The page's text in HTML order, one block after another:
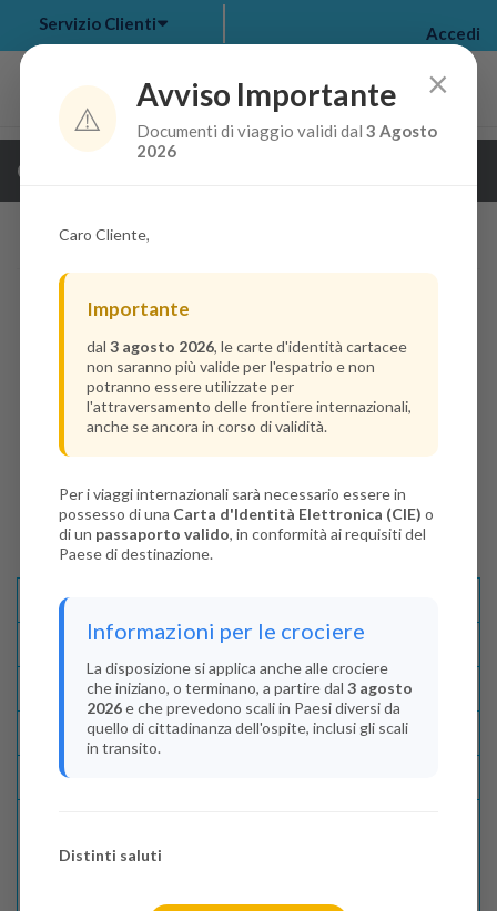
my bookings >
Servizio Clienti Accedi
Guarda i dettagli della crociera
Disponibilità
Condizioni
Recensioni
Indica il numero dei passeggeri
×
⚠️
Avviso Importante
Documenti di viaggio validi dal3 Agosto
2026
Caro Cliente,
Importante
dal 3 agosto 2026, le carte d'identità cartacee
non saranno più valide per l'espatrio e non
potranno essere utilizzate per
l'attraversamento delle frontiere internazionali,
anche se ancora in corso di validità.
Per i viaggi internazionali sarà necessario essere in
possesso di una Carta d'Identità Elettronica (CIE) o
di un passaporto valido, in conformità ai requisiti del
Paese di destinazione.
Informazioni per le crociere
La disposizione si applica anche alle crociere
che iniziano, o terminano, a partire dal 3 agosto
2026e che prevedono scali in Paesi diversi da
quello di cittadinanza dell'ospite, inclusi gli scali
in transito.
Distinti saluti